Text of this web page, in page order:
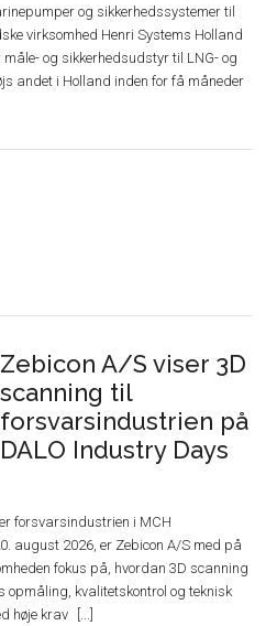
og sikkerhedssystemer til
virksomhed Henri Systems Holland
og sikkerhedsudstyr til LNG- og
andet i Holland inden for få måneder
Zebicon A/S viser 3D
scanning til
forsvarsindustrien på
DALO Industry Days
forsvarsindustrien i MCH
august 2026, er Zebicon A/S med på
fokus på, hvordan 3D scanning
kvalitetskontrol og teknisk
høje krav